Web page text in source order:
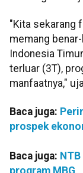
"Kita sekarang
memang
Indonesia
terluar (3T),
manfaatnya,"
Baca juga:
prospek
Baca juga:
program MBG